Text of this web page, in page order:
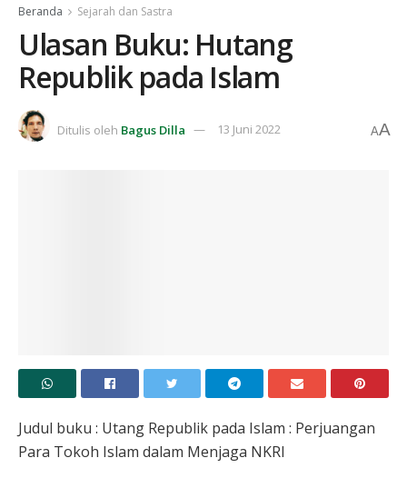
Beranda Sejarah dan Sastra
Ulasan Buku: Hutang
Republik pada Islam
Ditulis oleh Bagus Dilla 13 Juni 2022 AA
Judul buku : Utang Republik pada Islam : Perjuangan
Para Tokoh Islam dalam Menjaga NKRI